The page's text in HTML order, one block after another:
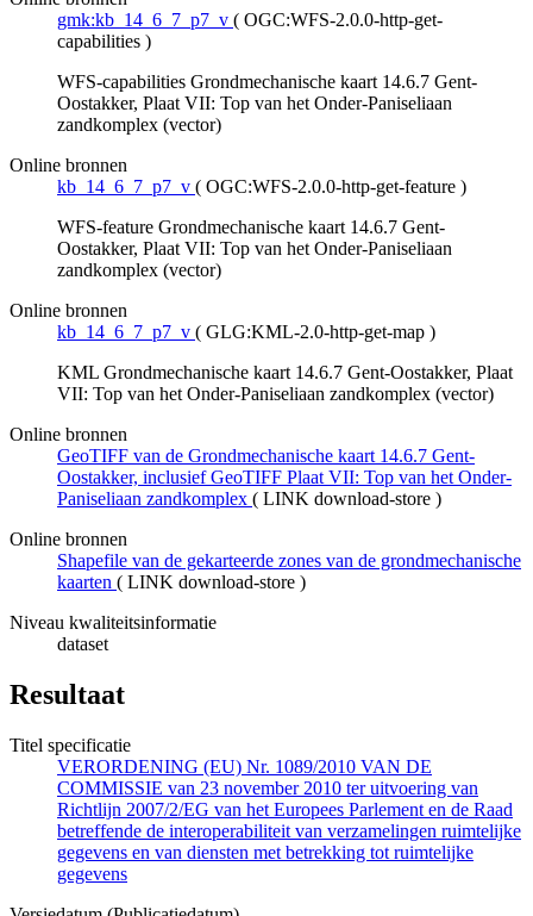
gmk:kb_14_6_7_p7_v ( OGC:WFS-2.0.0-http-get-
capabilities )
WFS-capabilities Grondmechanische kaart 14.6.7 Gent-
Oostakker, Plaat VII: Top van het Onder-Paniseliaan
zandkomplex (vector)
Online bronnen
kb_14_6_7_p7_v ( OGC:WFS-2.0.0-http-get-feature )
WFS-feature Grondmechanische kaart 14.6.7 Gent-
Oostakker, Plaat VII: Top van het Onder-Paniseliaan
zandkomplex (vector)
Online bronnen
kb_14_6_7_p7_v ( GLG:KML-2.0-http-get-map )
KML Grondmechanische kaart 14.6.7 Gent-Oostakker, Plaat
VII: Top van het Onder-Paniseliaan zandkomplex (vector)
Online bronnen
GeoTIFF van de Grondmechanische kaart 14.6.7 Gent-
Oostakker, inclusief GeoTIFF Plaat VII: Top van het Onder-
Paniseliaan zandkomplex ( LINK download-store )
Online bronnen
Shapefile van de gekarteerde zones van de grondmechanische
kaarten ( LINK download-store )
Niveau kwaliteitsinformatie
dataset
Resultaat
Titel specificatie
VERORDENING (EU) Nr. 1089/2010 VAN DE
COMMISSIE van 23 november 2010 ter uitvoering van
Richtlijn 2007/2/EG van het Europees Parlement en de Raad
betreffende de interoperabiliteit van verzamelingen ruimtelijke
gegevens en van diensten met betrekking tot ruimtelijke
gegevens